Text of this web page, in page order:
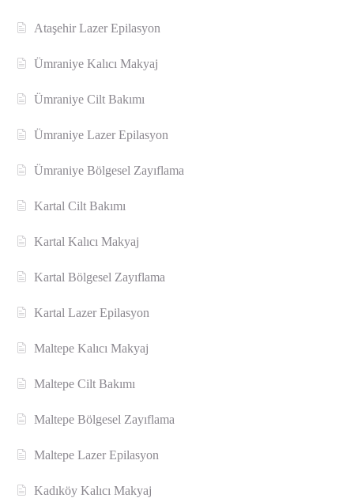
Ataşehir Lazer Epilasyon
Ümraniye Kalıcı Makyaj
Ümraniye Cilt Bakımı
Ümraniye Lazer Epilasyon
Ümraniye Bölgesel Zayıflama
Kartal Cilt Bakımı
Kartal Kalıcı Makyaj
Kartal Bölgesel Zayıflama
Kartal Lazer Epilasyon
Maltepe Kalıcı Makyaj
Maltepe Cilt Bakımı
Maltepe Bölgesel Zayıflama
Maltepe Lazer Epilasyon
Kadıköy Kalıcı Makyaj